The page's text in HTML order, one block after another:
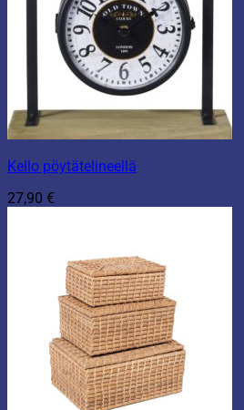
Kello pöytätelineellä
27,90 €